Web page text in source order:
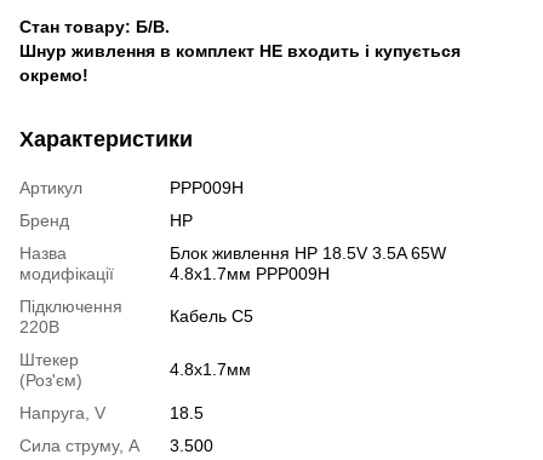
Стан товару: Б/В.
Шнур живлення в комплект НЕ входить і купується
окремо!
Характеристики
Артикул
PPP009H
Бренд
HP
Назва
модифікації
Блок живлення HP 18.5V 3.5A 65W
4.8x1.7мм PPP009H
Підключення
220В
Кабель C5
Штекер
(Роз'єм)
4.8х1.7мм
Напруга, V
18.5
Сила струму, A
3.500